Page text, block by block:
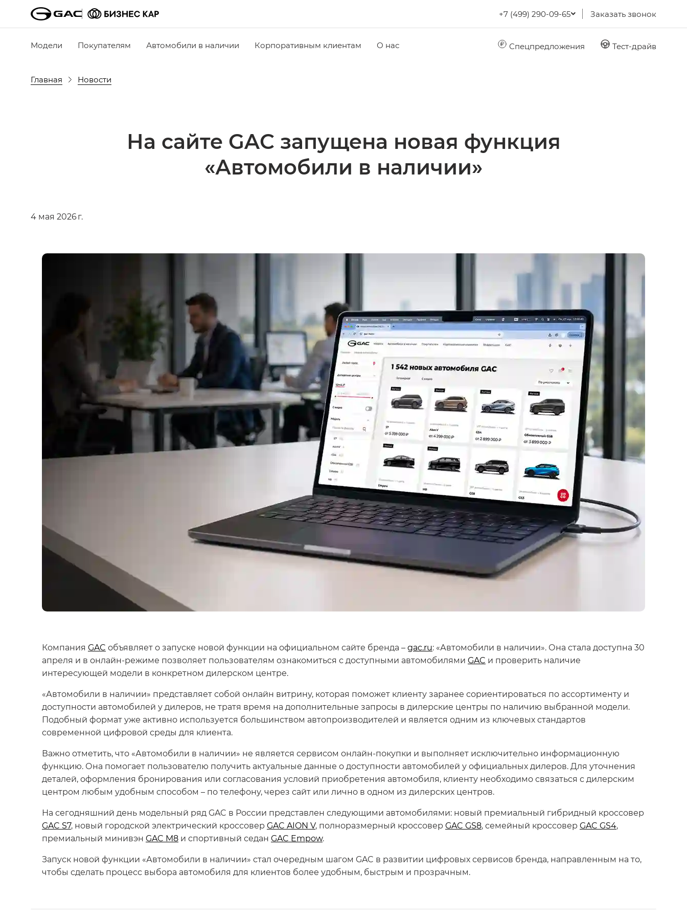
+7 (499) 290-09-65 Заказать звонок
Модели Покупателям Автомобили в наличии Корпоративным клиентам О нас Спецпредложения Тест-драйв
Главная Новости
На сайте GAC запущена новая функция
«Автомобили в наличии»
4 мая 2026 г.
Компания GAC объявляет о запуске новой функции на официальном сайте бренда –gac.ru: «Автомобили в наличии». Она стала доступна 30
апреля и в онлайн-режиме позволяет пользователям ознакомиться с доступными автомобилями GAC и проверить наличие
интересующей модели в конкретном дилерском центре.
«Автомобили в наличии» представляет собой онлайн витрину, которая поможет клиенту заранее сориентироваться по ассортименту и
доступности автомобилей у дилеров, не тратя время на дополнительные запросы в дилерские центры по наличию выбранной модели.
Подобный формат уже активно используется большинством автопроизводителей и является одним из ключевых стандартов
современной цифровой среды для клиента.
Важно отметить, что «Автомобили в наличии» не является сервисом онлайн-покупки и выполняет исключительно информационную
функцию. Она помогает пользователю получить актуальные данные о доступности автомобилей у официальных дилеров. Для уточнения
деталей, оформления бронирования или согласования условий приобретения автомобиля, клиенту необходимо связаться с дилерским
центром любым удобным способом – по телефону, через сайт или лично в одном из дилерских центров.
На сегодняшний день модельный ряд GAC в России представлен следующими автомобилями: новый премиальный гибридный кроссовер
GAC S7, новый городской электрический кроссовер GAC AION V, полноразмерный кроссовер GAC GS8, семейный кроссовер GAC GS4,
премиальный минивэн GAC M8 и спортивный седан GAC Empow.
Запуск новой функции «Автомобили в наличии» стал очередным шагом GAC в развитии цифровых сервисов бренда, направленным на то,
чтобы сделать процесс выбора автомобиля для клиентов более удобным, быстрым и прозрачным.